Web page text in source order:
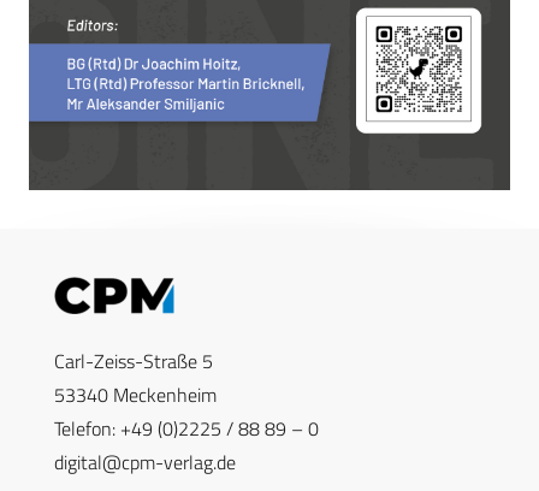
Carl-Zeiss-Straße 5
53340 Meckenheim
Telefon: +49 (0)2225 / 88 89 – 0
digital@cpm-verlag.de